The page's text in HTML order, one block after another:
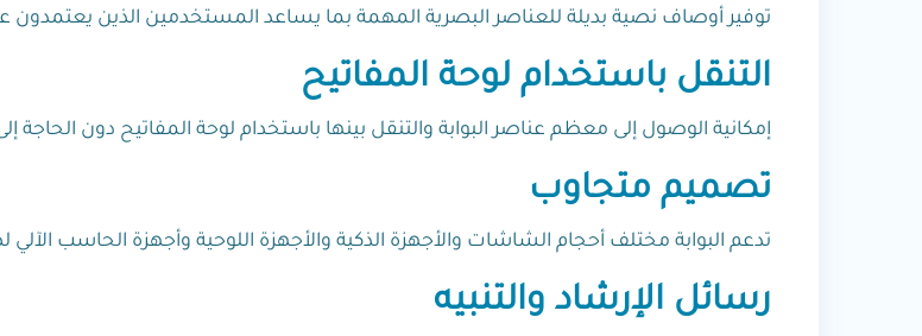
توفير أوصاف نصية بديلة للعناصر البصرية المهمة بما يساعد المستخدمين الذين يعتمدون
التنقل باستخدام لوحة المفاتيح
إمكانية الوصول إلى معظم عناصر البوابة والتنقل بينها باستخدام لوحة المفاتيح دون الحاجة
تصميم متجاوب
تدعم البوابة مختلف أحجام الشاشات والأجهزة الذكية والأجهزة اللوحية وأجهزة الحاسب
رسائل الإرشاد والتنبيه